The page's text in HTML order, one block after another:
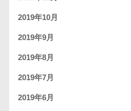
2019年10月
2019年9月
2019年8月
2019年7月
2019年6月